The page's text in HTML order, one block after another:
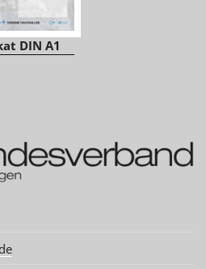
DIN A1